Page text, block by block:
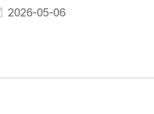
2026-05-06